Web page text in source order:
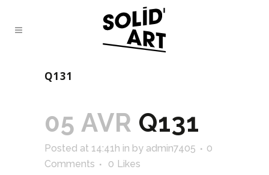
Q131
05 AVR Q131
Posted at 14:41h in by admin7405
0
Comments
0 Likes